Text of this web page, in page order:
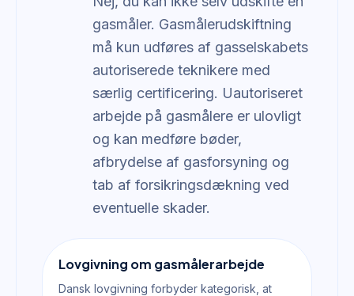
gasmåler. Gasmålerudskiftning
må kun udføres af gasselskabets
autoriserede teknikere med
særlig certificering. Uautoriseret
arbejde på gasmålere er ulovligt
og kan medføre bøder,
afbrydelse af gasforsyning og
tab af forsikringsdækning ved
eventuelle skader.
Lovgivning om gasmålerarbejde
Dansk lovgivning forbyder kategorisk, at